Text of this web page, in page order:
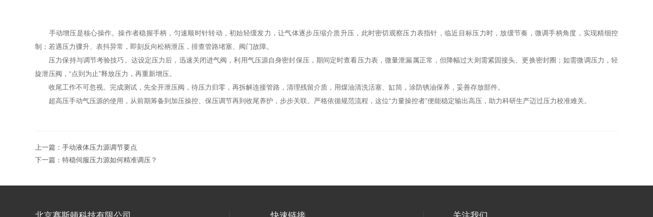
手动增压是核心操作。操作者稳握手柄，匀速顺时针转动，初始轻缓发力，让气体逐步压缩介质升压，此时密切观察压力表指针，临近目标压力时，放缓节奏，微调手柄角度，实现精细控
制；若遇压力骤升、表抖异常，即刻反向松柄泄压，排查管路堵塞、阀门故障。
压力保持与调节考验技巧。达设定压力后，迅速关闭进气阀，利用气压源自身密封保压，期间定时查看压力表，微量泄漏属正常，但降幅过大则需紧固接头、更换密封圈；如需微调压力，轻
旋泄压阀，“点到为止”释放压力，再重新增压。
收尾工作不可忽视。完成测试，先全开泄压阀，待压力归零，再拆解连接管路，清理残留介质，用煤油清洗活塞、缸筒，涂防锈油保养，妥善存放部件。
超高压手动气压源的使用，从前期筹备到加压操控、保压调节再到收尾养护，步步关联。严格依循规范流程，这位“力量操控者”便能稳定输出高压，助力科研生产迈过压力校准难关。
上一篇： 手动液体压力源调节要点
下一篇： 特稳伺服压力源如何精准调压？